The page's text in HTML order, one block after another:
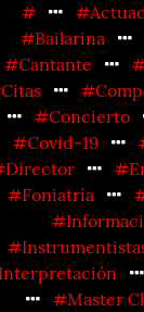
#
#Bailarina
#Cantante
#Concierto
#Covid-19
#Foniatría
#Master